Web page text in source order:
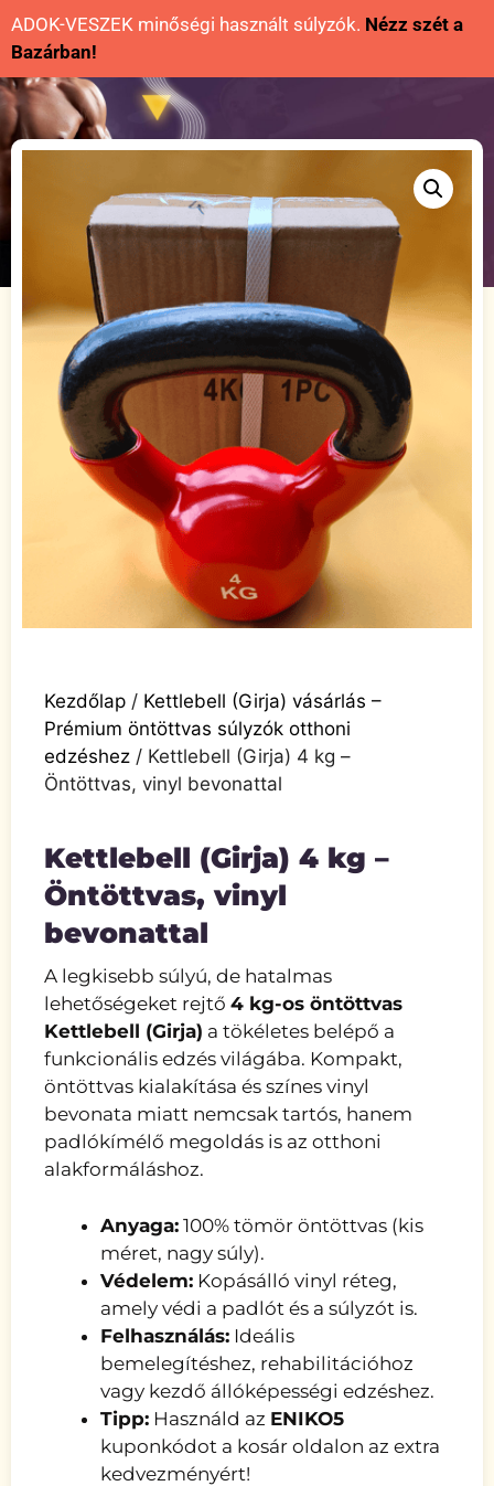
ADOK-VESZEK minőségi használt súlyzók. Nézz szét a
Bazárban!
Kezdőlap / Kettlebell (Girja) vásárlás –
Prémium öntöttvas súlyzók otthoni
edzéshez / Kettlebell (Girja) 4 kg –
Öntöttvas, vinyl bevonattal
Kettlebell (Girja) 4 kg –
Öntöttvas, vinyl
bevonattal
A legkisebb súlyú, de hatalmas
lehetőségeket rejtő 4 kg-os öntöttvas
Kettlebell (Girja) a tökéletes belépő a
funkcionális edzés világába. Kompakt,
öntöttvas kialakítása és színes vinyl
bevonata miatt nemcsak tartós, hanem
padlókímélő megoldás is az otthoni
alakformáláshoz.
Anyaga: 100% tömör öntöttvas (kis
méret, nagy súly).
Védelem: Kopásálló vinyl réteg,
amely védi a padlót és a súlyzót is.
Felhasználás: Ideális
bemelegítéshez, rehabilitációhoz
vagy kezdő állóképességi edzéshez.
Tipp: Használd az ENIKO5
kuponkódot a kosár oldalon az extra
kedvezményért!